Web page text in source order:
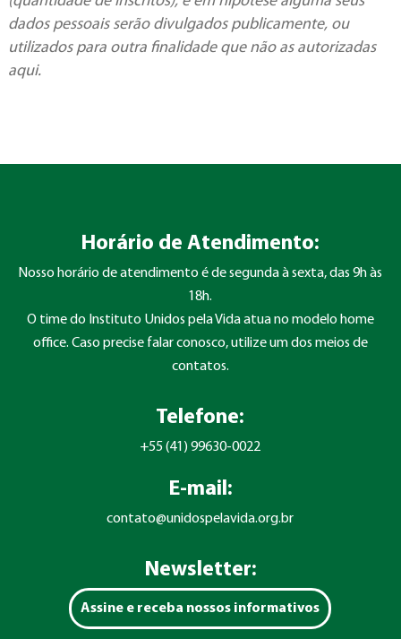
dados pessoais serão divulgados publicamente, ou
utilizados para outra finalidade que não as autorizadas
aqui.
Horário de Atendimento:
Nosso horário de atendimento é de segunda à sexta, das 9h às
18h.
O time do Instituto Unidos pela Vida atua no modelo home
office. Caso precise falar conosco, utilize um dos meios de
contatos.
Telefone:
+55 (41) 99630-0022
E-mail:
contato@unidospelavida.org.br
Newsletter:
Assine e receba nossos informativos